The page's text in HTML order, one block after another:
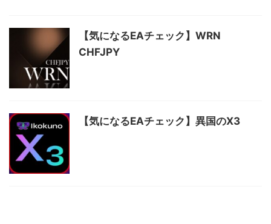
【気になるEAチェック】WRN
CHFJPY
【気になるEAチェック】異国のX3